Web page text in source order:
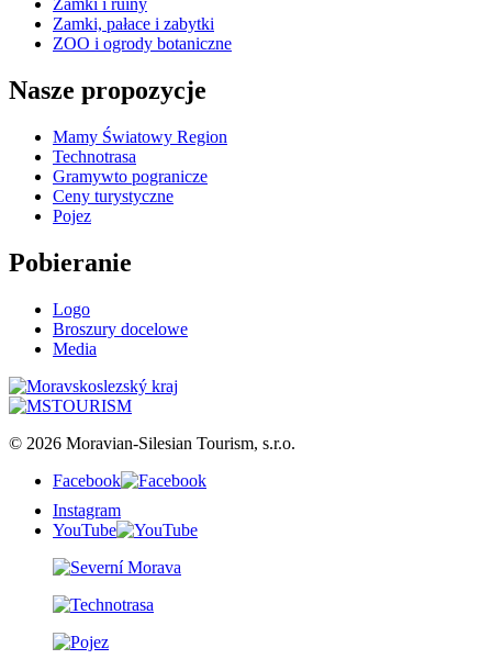
Zamki i ruiny
Zamki, pałace i zabytki
ZOO i ogrody botaniczne
Nasze propozycje
Mamy Światowy Region
Technotrasa
Gramywto pogranicze
Ceny turystyczne
Pojez
Pobieranie
Logo
Broszury docelowe
Media
© 2026 Moravian-Silesian Tourism, s.r.o.
Facebook
Instagram
YouTube